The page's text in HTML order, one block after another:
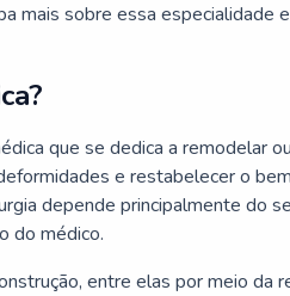
mais sobre essa especialidade
que se dedica a remodelar
e restabelecer o
depende principalmente do
do médico.
entre elas por meio da